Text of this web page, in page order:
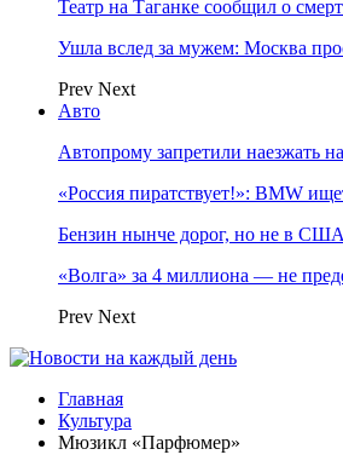
Театр на Таганке сообщил о
Ушла вслед за мужем: Москва
Prev Next
Авто
Автопрому запретили наезжать
«Россия пиратствует!»: BMW
Бензин нынче дорог, но не в
«Волга» за 4 миллиона — не
Prev Next
Главная
Культура
Мюзикл «Парфюмер»